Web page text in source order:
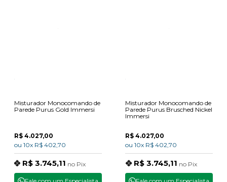
Misturador Monocomando de
Parede Purus Gold Immersi
R$ 4.027,00
ou 10x R$ 402,70
R$ 3.745,11 no Pix
Misturador Monocomando de
Parede Purus Brusched Nickel
Immersi
R$ 4.027,00
ou 10x R$ 402,70
R$ 3.745,11 no Pix